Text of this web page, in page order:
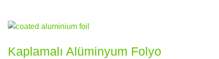
Kaplamalı Alüminyum Folyo